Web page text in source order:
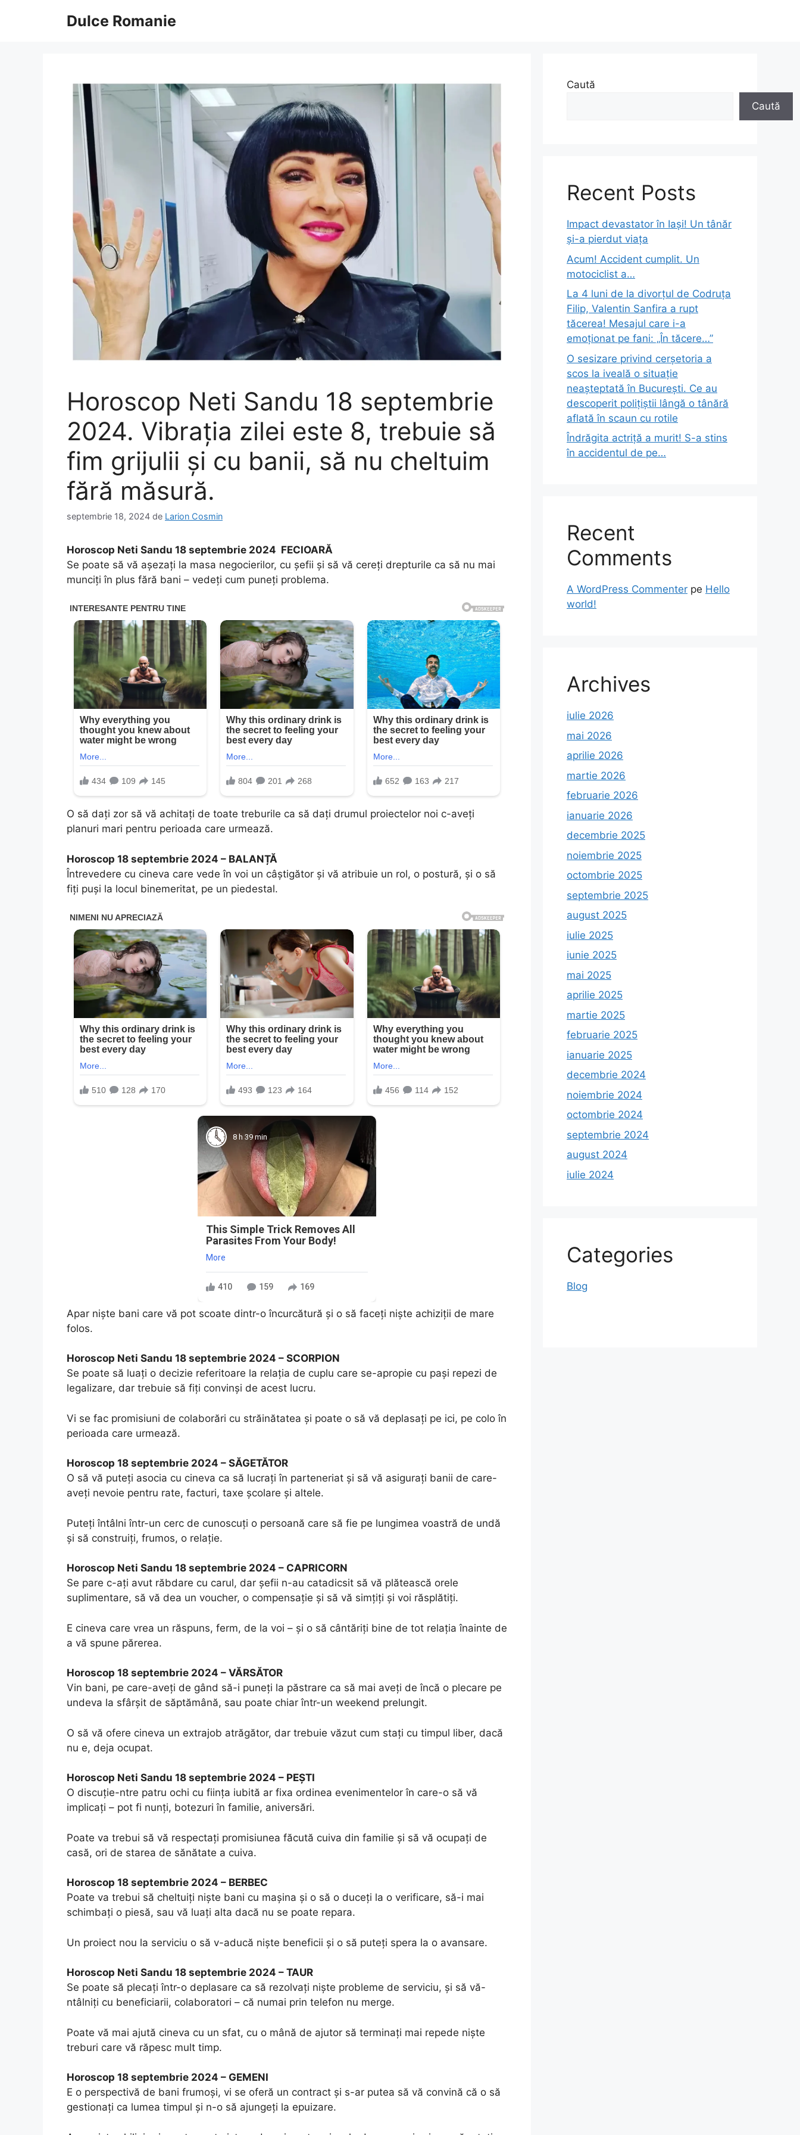
Dulce Romanie
Horoscop Neti Sandu 18 septembrie
2024. Vibrația zilei este 8, trebuie să
fim grijulii și cu banii, să nu cheltuim
fără măsură.
septembrie 18, 2024 de Larion Cosmin
Horoscop Neti Sandu 18 septembrie 2024 FECIOARĂ
Se poate să vă așezați la masa negocierilor, cu șefii și să vă cereți drepturile ca să nu mai
munciți în plus fără bani – vedeți cum puneți problema.
O să dați zor să vă achitați de toate treburile ca să dați drumul proiectelor noi c-aveți
planuri mari pentru perioada care urmează.
Horoscop 18 septembrie 2024 – BALANȚĂ
Întrevedere cu cineva care vede în voi un câștigător și vă atribuie un rol, o postură, și o să
fiți puși la locul binemeritat, pe un piedestal.
8 h 39 min
This Simple Trick Removes All
Parasites From Your Body!
More
410 159 169
Apar niște bani care vă pot scoate dintr-o încurcătură și o să faceți niște achiziții de mare
folos.
Horoscop Neti Sandu 18 septembrie 2024 – SCORPION
Se poate să luați o decizie referitoare la relația de cuplu care se-apropie cu pași repezi de
legalizare, dar trebuie să fiți convinși de acest lucru.
Vi se fac promisiuni de colaborări cu străinătatea și poate o să vă deplasați pe ici, pe colo în
perioada care urmează.
Horoscop 18 septembrie 2024 – SĂGETĂTOR
O să vă puteți asocia cu cineva ca să lucrați în parteneriat și să vă asigurați banii de care-
aveți nevoie pentru rate, facturi, taxe școlare și altele.
Puteți întâlni într-un cerc de cunoscuți o persoană care să fie pe lungimea voastră de undă
și să construiți, frumos, o relație.
Horoscop Neti Sandu 18 septembrie 2024 – CAPRICORN
Se pare c-ați avut răbdare cu carul, dar șefii n-au catadicsit să vă plătească orele
suplimentare, să vă dea un voucher, o compensație și să vă simțiți și voi răsplătiți.
E cineva care vrea un răspuns, ferm, de la voi – și o să cântăriți bine de tot relația înainte de
a vă spune părerea.
Horoscop 18 septembrie 2024 – VĂRSĂTOR
Vin bani, pe care-aveți de gând să-i puneți la păstrare ca să mai aveți de încă o plecare pe
undeva la sfârșit de săptămână, sau poate chiar într-un weekend prelungit.
O să vă ofere cineva un extrajob atrăgător, dar trebuie văzut cum stați cu timpul liber, dacă
nu e, deja ocupat.
Horoscop Neti Sandu 18 septembrie 2024 – PEȘTI
O discuție-ntre patru ochi cu ființa iubită ar fixa ordinea evenimentelor în care-o să vă
implicați – pot fi nunți, botezuri în familie, aniversări.
Poate va trebui să vă respectați promisiunea făcută cuiva din familie și să vă ocupați de
casă, ori de starea de sănătate a cuiva.
Horoscop 18 septembrie 2024 – BERBEC
Poate va trebui să cheltuiți niște bani cu mașina și o să o duceți la o verificare, să-i mai
schimbați o piesă, sau vă luați alta dacă nu se poate repara.
Un proiect nou la serviciu o să v-aducă niște beneficii și o să puteți spera la o avansare.
Horoscop Neti Sandu 18 septembrie 2024 – TAUR
Se poate să plecați într-o deplasare ca să rezolvați niște probleme de serviciu, și să vă-
ntâlniți cu beneficiarii, colaboratori – că numai prin telefon nu merge.
Poate vă mai ajută cineva cu un sfat, cu o mână de ajutor să terminați mai repede niște
treburi care vă răpesc mult timp.
Horoscop 18 septembrie 2024 – GEMENI
E o perspectivă de bani frumoși, vi se oferă un contract și s-ar putea să vă convină că o să
gestionați ca lumea timpul și n-o să ajungeți la epuizare.
Caută
Caută
Recent Posts
Impact devastator în Iași! Un tânăr
și-a pierdut viața
Acum! Accident cumplit. Un
motociclist a…
La 4 luni de la divorțul de Codruța
Filip, Valentin Sanfira a rupt
tăcerea! Mesajul care i-a
emoționat pe fani: „În tăcere…”
O sesizare privind cerșetoria a
scos la iveală o situație
neașteptată în București. Ce au
descoperit polițiștii lângă o tânără
aflată în scaun cu rotile
Îndrăgita actriță a murit! S-a stins
în accidentul de pe…
Recent
Comments
A WordPress Commenter pe Hello
world!
Archives
iulie 2026
mai 2026
aprilie 2026
martie 2026
februarie 2026
ianuarie 2026
decembrie 2025
noiembrie 2025
octombrie 2025
septembrie 2025
august 2025
iulie 2025
iunie 2025
mai 2025
aprilie 2025
martie 2025
februarie 2025
ianuarie 2025
decembrie 2024
noiembrie 2024
octombrie 2024
septembrie 2024
august 2024
iulie 2024
Categories
Blog